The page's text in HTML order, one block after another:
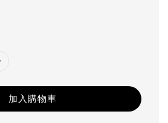
加入購物車